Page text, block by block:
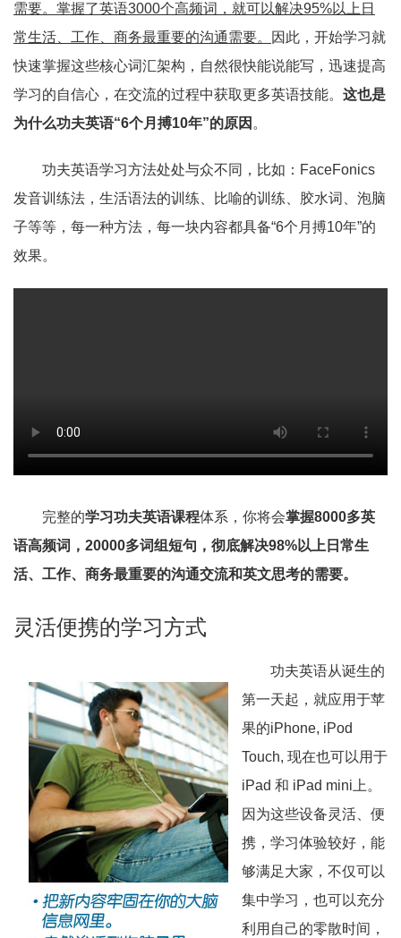
需要。掌握了英语3000个高频词，就可以解决95%以上日
常生活、工作、商务最重要的沟通需要。
因此，开始学习就
快速掌握这些核心词汇架构，自然很快能说能写，迅速提高
学习的自信心，在交流的过程中获取更多英语技能。 这也是
为什么功夫英语“6个月搏10年”的原因 。
功夫英语学习方法处处与众不同，比如：FaceFonics
发音训练法，生活语法的训练、比喻的训练、胶水词、泡脑
子等等，每一种方法，每一块内容都具备“6个月搏10年”的
效果。
完整的学习功夫英语课程体系，你将会掌握8000多英
语高频词，20000多词组短句，彻底解决98%以上日常生
活、工作、商务最重要的沟通交流和英文思考的需要。
灵活便携的学习方式
功夫英语从诞生的
第一天起，就应用于苹
果的iPhone, iPod
Touch, 现在也可以用于
iPad 和 iPad mini上。
因为这些设备灵活、便
携，学习体验较好，能
够满足大家，不仅可以
集中学习，也可以充分
利用自己的零散时间，